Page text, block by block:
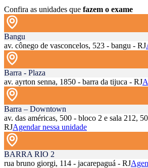
Confira as unidades que fazem o exame
Bangu
av. cônego de vasconcelos, 523 - bangu - RJ
Barra - Plaza
av. ayrton senna, 1850 - barra da tijuca - RJ
Barra – Downtown
av. das américas, 500 - bloco 2 e sala 212,
RJAgendar nessa unidade
BARRA RIO 2
rua bruno giorgi, 114 - jacarepaguá - RJ